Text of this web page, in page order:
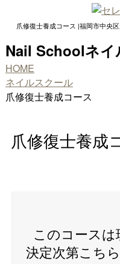
爪修復士養成コース |福岡市中央
Nail Schoolネイ
HOME
ネイルスクール
爪修復士養成コース
爪修復士養成
このコースは
決定次第こち